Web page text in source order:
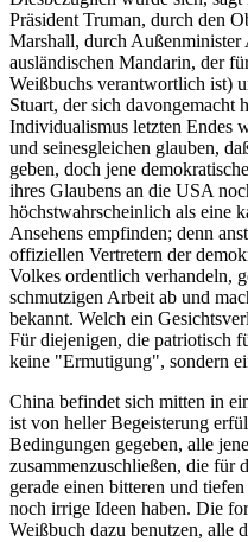
Präsident Truman, durch den
Marshall, durch Außenminister
ausländischen Mandarin, der
Weißbuchs verantwortlich ist)
Stuart, der sich davongemacht
Individualismus letzten Endes
und seinesgleichen glauben,
geben, doch jene
ihres Glaubens an die USA
höchstwahrscheinlich als eine
Ansehens empfinden; denn
offiziellen Vertretern der
Volkes ordentlich verhandeln,
schmutzigen Arbeit ab und
bekannt. Welch ein
Für diejenigen, die patriotisch
keine "Ermutigung", sondern
China befindet sich mitten in
ist von heller Begeisterung
Bedingungen gegeben, alle
zusammenzuschließen, die für
gerade einen bitteren und
noch irrige Ideen haben. Die
Weißbuch dazu benutzen, alle